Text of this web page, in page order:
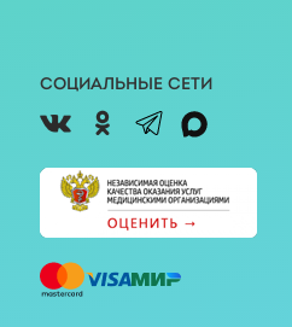
Социальные сети